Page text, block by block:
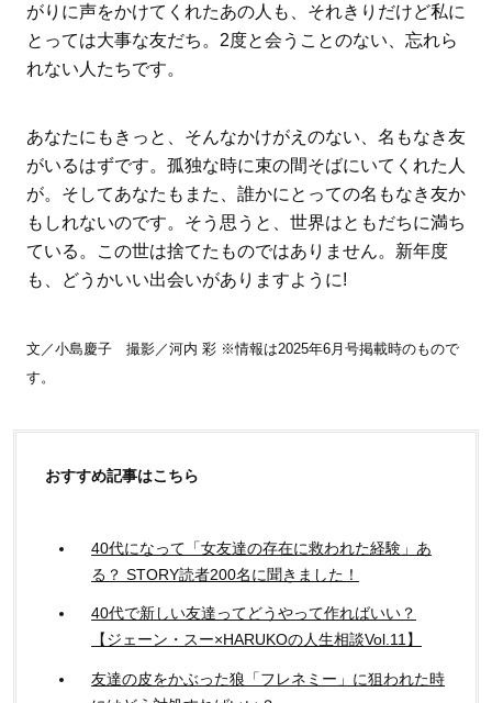
がりに声をかけてくれたあの人も、それきりだけど私に
とっては大事な友だち。2度と会うことのない、忘れら
れない人たちです。
あなたにもきっと、そんなかけがえのない、名もなき友
がいるはずです。孤独な時に束の間そばにいてくれた人
が。そしてあなたもまた、誰かにとっての名もなき友か
もしれないのです。そう思うと、世界はともだちに満ち
ている。この世は捨てたものではありません。新年度
も、どうかいい出会いがありますように!
文／小島慶子 撮影／河内 彩 ※情報は2025年6月号掲載時のもので
す。
おすすめ記事はこちら
40代になって「女友達の存在に救われた経験」あ
る？ STORY読者200名に聞きました！
40代で新しい友達ってどうやって作ればいい？
【ジェーン・スー×HARUKOの人生相談Vol.11】
友達の皮をかぶった狼「フレネミー」に狙われた時